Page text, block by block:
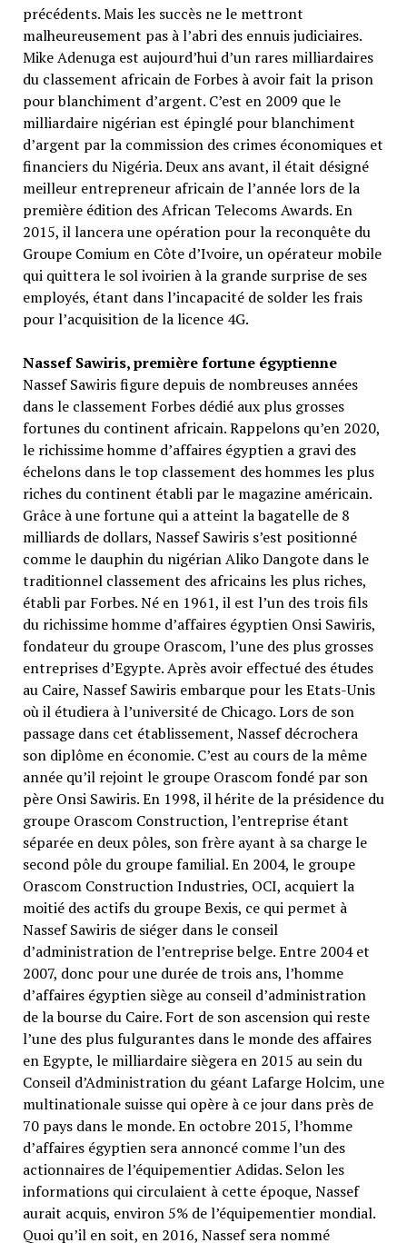
précédents. Mais les succès ne le mettront
malheureusement pas à l’abri des ennuis judiciaires.
Mike Adenuga est aujourd’hui d’un rares milliardaires
du classement africain de Forbes à avoir fait la prison
pour blanchiment d’argent. C’est en 2009 que le
milliardaire nigérian est épinglé pour blanchiment
d’argent par la commission des crimes économiques et
financiers du Nigéria. Deux ans avant, il était désigné
meilleur entrepreneur africain de l’année lors de la
première édition des African Telecoms Awards. En
2015, il lancera une opération pour la reconquête du
Groupe Comium en Côte d’Ivoire, un opérateur mobile
qui quittera le sol ivoirien à la grande surprise de ses
employés, étant dans l’incapacité de solder les frais
pour l’acquisition de la licence 4G.
Nassef Sawiris, première fortune égyptienne
Nassef Sawiris figure depuis de nombreuses années
dans le classement Forbes dédié aux plus grosses
fortunes du continent africain. Rappelons qu’en 2020,
le richissime homme d’affaires égyptien a gravi des
échelons dans le top classement des hommes les plus
riches du continent établi par le magazine américain.
Grâce à une fortune qui a atteint la bagatelle de 8
milliards de dollars, Nassef Sawiris s’est positionné
comme le dauphin du nigérian Aliko Dangote dans le
traditionnel classement des africains les plus riches,
établi par Forbes. Né en 1961, il est l’un des trois fils
du richissime homme d’affaires égyptien Onsi Sawiris,
fondateur du groupe Orascom, l’une des plus grosses
entreprises d’Egypte. Après avoir effectué des études
au Caire, Nassef Sawiris embarque pour les Etats-Unis
où il étudiera à l’université de Chicago. Lors de son
passage dans cet établissement, Nassef décrochera
son diplôme en économie. C’est au cours de la même
année qu’il rejoint le groupe Orascom fondé par son
père Onsi Sawiris. En 1998, il hérite de la présidence du
groupe Orascom Construction, l’entreprise étant
séparée en deux pôles, son frère ayant à sa charge le
second pôle du groupe familial. En 2004, le groupe
Orascom Construction Industries, OCI, acquiert la
moitié des actifs du groupe Bexis, ce qui permet à
Nassef Sawiris de siéger dans le conseil
d’administration de l’entreprise belge. Entre 2004 et
2007, donc pour une durée de trois ans, l’homme
d’affaires égyptien siège au conseil d’administration
de la bourse du Caire. Fort de son ascension qui reste
l’une des plus fulgurantes dans le monde des affaires
en Egypte, le milliardaire siègera en 2015 au sein du
Conseil d’Administration du géant Lafarge Holcim, une
multinationale suisse qui opère à ce jour dans près de
70 pays dans le monde. En octobre 2015, l’homme
d’affaires égyptien sera annoncé comme l’un des
actionnaires de l’équipementier Adidas. Selon les
informations qui circulaient à cette époque, Nassef
aurait acquis, environ 5% de l’équipementier mondial.
Quoi qu’il en soit, en 2016, Nassef sera nommé